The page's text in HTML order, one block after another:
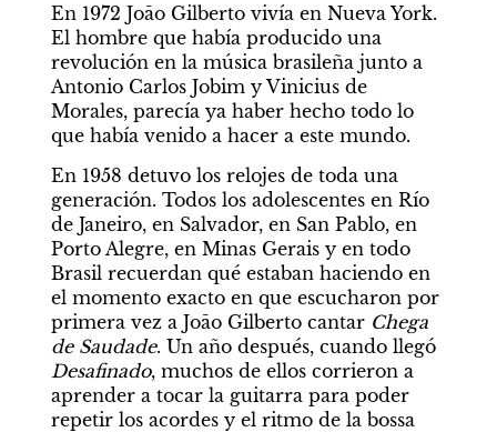
En 1972 Joāo Gilberto vivía en Nueva York.
El hombre que había producido una
revolución en la música brasileña junto a
Antonio Carlos Jobim y Vinicius de
Morales, parecía ya haber hecho todo lo
que había venido a hacer a este mundo.
En 1958 detuvo los relojes de toda una
generación. Todos los adolescentes en Río
de Janeiro, en Salvador, en San Pablo, en
Porto Alegre, en Minas Gerais y en todo
Brasil recuerdan qué estaban haciendo en
el momento exacto en que escucharon por
primera vez a Joāo Gilberto cantar Chega
de Saudade
. Un año después, cuando llegó
Desafinado, muchos de ellos corrieron a
aprender a tocar la guitarra para poder
repetir los acordes y el ritmo de la bossa